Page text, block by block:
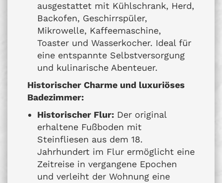
ausgestattet mit Kühlschrank, Herd,
Backofen, Geschirrspüler,
Mikrowelle, Kaffeemaschine,
Toaster und Wasserkocher. Ideal für
eine entspannte Selbstversorgung
und kulinarische Abenteuer.
Historischer Charme und luxuriöses
Badezimmer:
Historischer Flur: Der original
erhaltene Fußboden mit
Steinfliesen aus dem 18.
Jahrhundert im Flur ermöglicht eine
Zeitreise in vergangene Epochen
und verleiht der Wohnung eine